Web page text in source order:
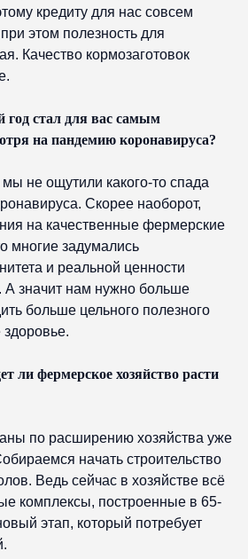
кредиту для нас совсем
этом полезность для
Качество кормозаготовок
год стал для вас самым
на пандемию коронавируса?
не ощутили какого-то спада
Скорее наоборот,
на качественные фермерские
многие задумались
и реальной ценности
значит нам нужно больше
больше цельного полезного
ли фермерское хозяйство расти
по расширению хозяйства уже
начать строительство
Ведь сейчас в хозяйстве всё
комплексы, построенные в 65-
этап, который потребует